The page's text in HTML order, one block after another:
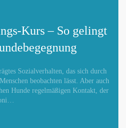
Kurs – So gelingt
Sozialverhalten, das sich durch
beobachten lässt. Aber auch
Hunde regelmäßigen Kontakt, der